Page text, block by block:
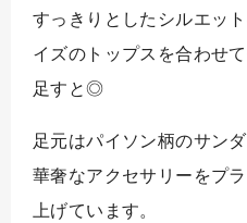
すっきりとしたシルエッ
イズのトップスを合わせ
足すと◎
足元はパイソン柄のサン
華奢なアクセサリーをプ
上げています。